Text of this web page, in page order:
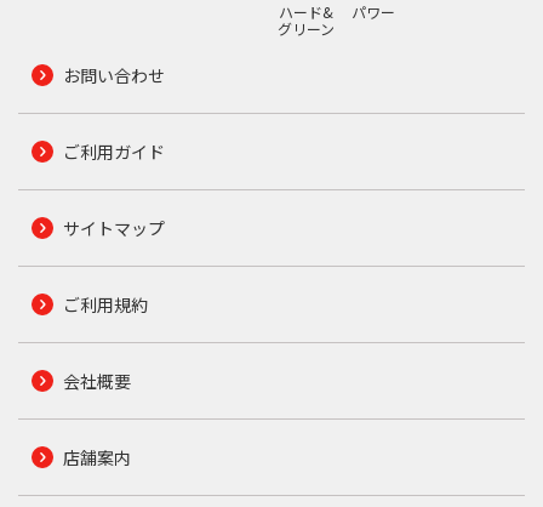
ハード&
グリーン
パワー
お問い合わせ
ご利用ガイド
サイトマップ
ご利用規約
会社概要
店舗案内